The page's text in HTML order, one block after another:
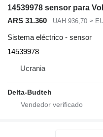
14539978 sensor para
ARS 31.360
UAH 936,70 ≈
Sistema eléctrico - sensor
14539978
Ucrania
Delta-Budteh